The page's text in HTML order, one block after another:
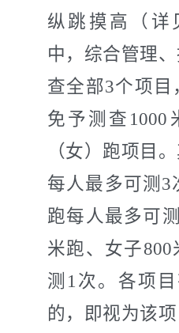
纵跳摸高
（
中，综合管理
查全部3个项目
免予测查 1000
（女）跑项目
每人最多可测 3
跑每人最多可测
米跑、女子800
测 1 次。各项
的，即视为该